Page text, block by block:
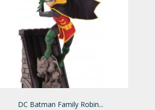
DC Batman Family Robin...